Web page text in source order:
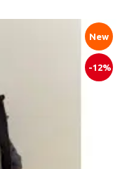
New
-12%